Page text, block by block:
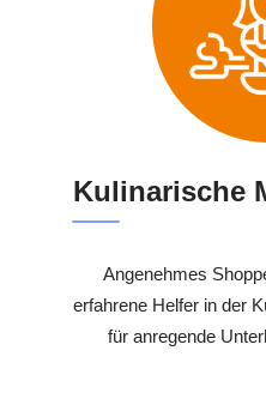
Kulinarische
Angenehmes
erfahrene Helfer in der
für anregende